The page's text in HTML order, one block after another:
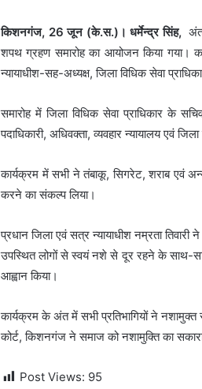
किशनगंज, 26 जून (के.स.)। धर्मेन्द्र सिंह,
शपथ ग्रहण समारोह का आयोजन किया गया।
न्यायाधीश-सह-अध्यक्ष, जिला विधिक सेवा
समारोह में जिला विधिक सेवा प्राधिकार के
पदाधिकारी, अधिवक्ता, व्यवहार न्यायालय एवं
कार्यक्रम में सभी ने तंबाकू, सिगरेट, शराब एवं
करने का संकल्प लिया।
प्रधान जिला एवं सत्र न्यायाधीश नम्रता
उपस्थित लोगों से स्वयं नशे से दूर रहने के साथ-
आह्वान किया।
कार्यक्रम के अंत में सभी प्रतिभागियों ने नशामुक्त
कोर्ट, किशनगंज ने समाज को नशामुक्ति का
Post Views: 95